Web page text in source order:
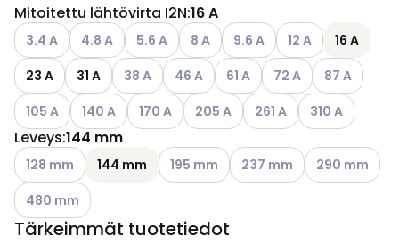
Mitoitettu lähtövirta I2N:16 A
Katso käytettävissä olevat vaihtoehdot
3.4 A Katso käytettävissä olevat vaihtoehdot
4.8 A Katso käytettävissä olevat vaihtoehdot
5.6 A Katso käytettävissä olevat
8 A Katso käytettävissä olevat
9.6 A Katso
12 A
16 A
23 A
31 A Katso käytettävissä olevat vaihtoehdot
38 A Katso käytettävissä olevat
46 A Katso käytettävissä olevat
61 A Katso käytettävissä
72 A Katso
87 A
Katso käytettävissä olevat vaihtoehdot
105 A Katso käytettävissä olevat vaihtoehdot
140 A Katso käytettävissä olevat vaihtoehdot
170 A Katso käytettävissä olevat
205 A Katso käytettävissä
261 A Katso
310 A
Leveys:144 mm
Katso käytettävissä olevat vaihtoehdot
128 mm 144 mm Katso käytettävissä olevat
195 mm Katso käytettävissä
237 mm Katso
290 mm
Katso käytettävissä olevat vaihtoehdot
480 mm
Tärkeimmät tuotetiedot